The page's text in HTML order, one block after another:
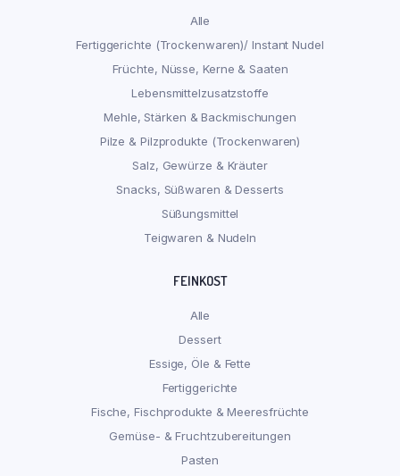
Alle
Fertiggerichte (Trockenwaren)/ Instant Nudel
Früchte, Nüsse, Kerne & Saaten
Lebensmittelzusatzstoffe
Mehle, Stärken & Backmischungen
Pilze & Pilzprodukte (Trockenwaren)
Salz, Gewürze & Kräuter
Snacks, Süßwaren & Desserts
Süßungsmittel
Teigwaren & Nudeln
FEINKOST
Alle
Dessert
Essige, Öle & Fette
Fertiggerichte
Fische, Fischprodukte & Meeresfrüchte
Gemüse- & Fruchtzubereitungen
Pasten